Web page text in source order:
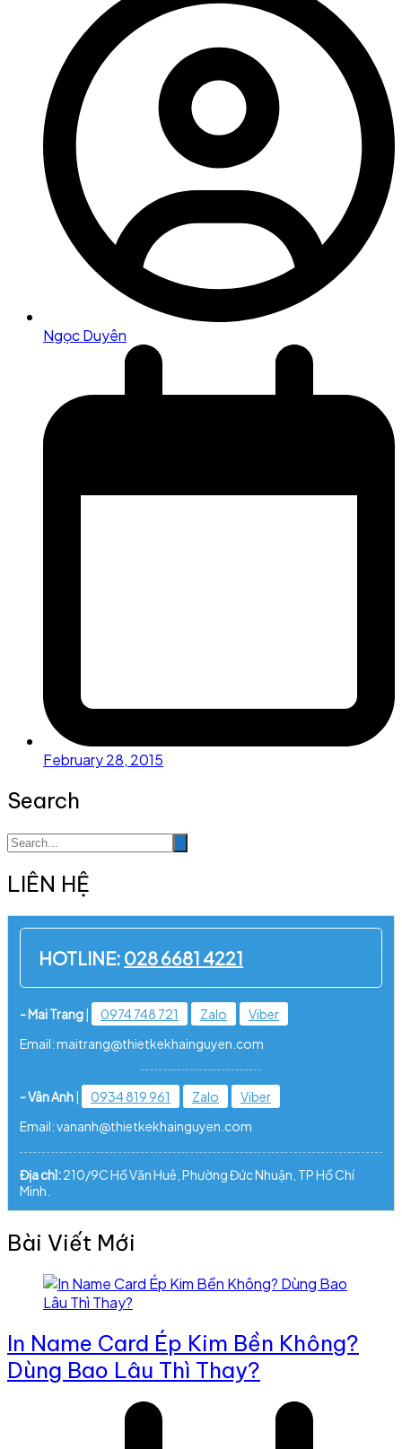
Ngọc Duyên
February 28, 2015
Search
LIÊN HỆ
HOTLINE: 028 6681 4221
- Mai Trang| 0974 748 721 Zalo
Viber
Email: maitrang@thietkekhainguyen.com
- Vân Anh| 0934 819 961 Zalo
Viber
Email: vananh@thietkekhainguyen.com
Địa chỉ:210/9C Hồ Văn Huê, Phường Đức Nhuận, TP Hồ Chí
Minh.
Bài Viết Mới
In Name Card Ép Kim Bền Không?
Dùng Bao Lâu Thì Thay?